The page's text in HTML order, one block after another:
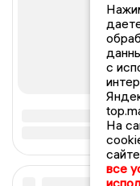
с
На
все